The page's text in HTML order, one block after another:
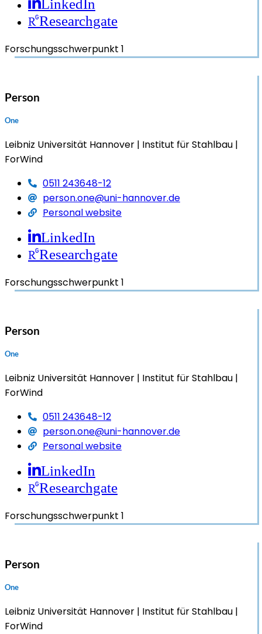
LinkedIn
Researchgate
Forschungsschwerpunkt 1
Person
One
Leibniz Universität Hannover
Institut für Stahlbau
ForWind
0511 243648-12
person.one@uni-hannover.de
Personal website
LinkedIn
Researchgate
Forschungsschwerpunkt 1
Person
One
Leibniz Universität Hannover
Institut für Stahlbau
ForWind
0511 243648-12
person.one@uni-hannover.de
Personal website
LinkedIn
Researchgate
Forschungsschwerpunkt 1
Person
One
Leibniz Universität Hannover
Institut für Stahlbau
ForWind